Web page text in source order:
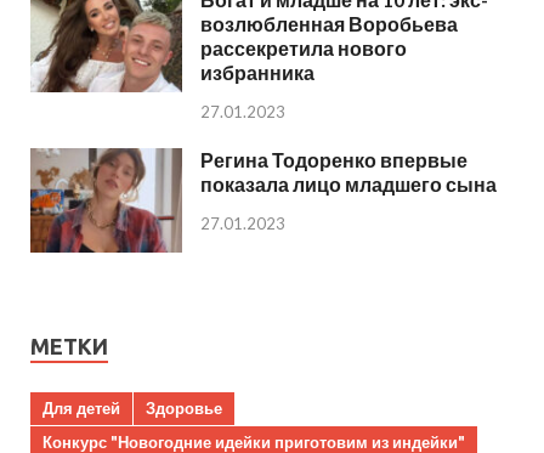
возлюбленная Воробьева
рассекретила нового
избранника
27.01.2023
Регина Тодоренко впервые
показала лицо младшего сына
27.01.2023
МЕТКИ
Для детей
Здоровье
Конкурс "Новогодние идейки приготовим из индейки"